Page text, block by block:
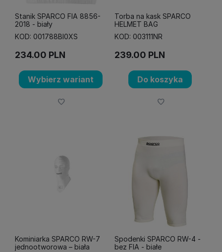
Stanik SPARCO FIA 8856-
2018 - biały
KOD: 001788BI0XS
234.00 PLN
Wybierz wariant
Torba na kask SPARCO
HELMET BAG
KOD: 003111NR
239.00 PLN
Do koszyka
Kominiarka SPARCO RW-7
jednootworowa – biała
Spodenki SPARCO RW-4 -
bez FIA - białe